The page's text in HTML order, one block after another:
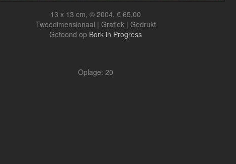
13 x 13 cm, © 2004, € 65,00
Tweedimensionaal | Grafiek | Gedrukt
Getoond op Bork in Progress
Oplage: 20